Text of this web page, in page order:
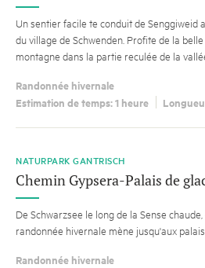
Un sentier facile te conduit de Senggiweid
du village de Schwenden. Profite de la
montagne dans la partie reculée de la
Randonnée hivernale
Estimation de temps: 1 heure
NATURPARK GANTRISCH
Chemin Gypsera-Palais de
De Schwarzsee le long de la Sense
randonnée hivernale mène jusqu'aux
Randonnée hivernale